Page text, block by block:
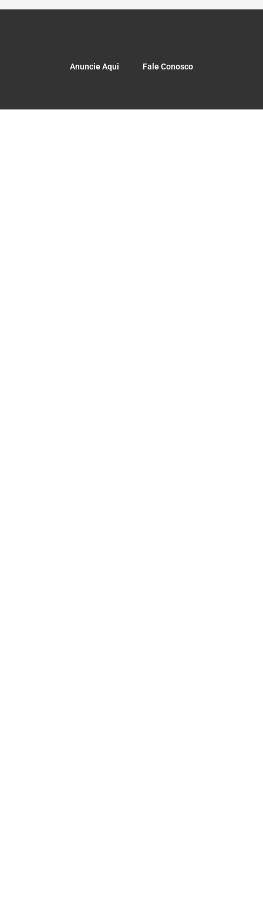
Anuncie Aqui Fale Conosco